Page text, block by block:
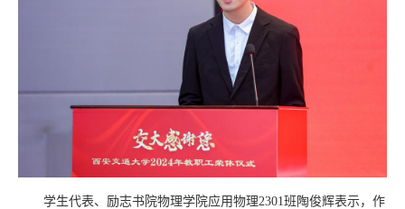
学生代表、励志书院物理学院应用物理2301班陶俊辉表示，作